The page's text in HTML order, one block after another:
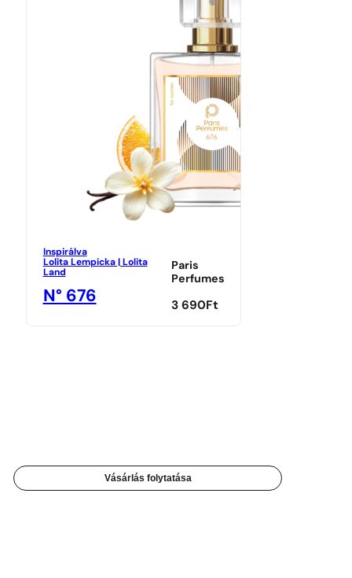
Inspirálva
Lolita Lempicka | Lolita
Land
N° 676
Paris
Perfumes
3 690 Ft
Vásárlás folytatása